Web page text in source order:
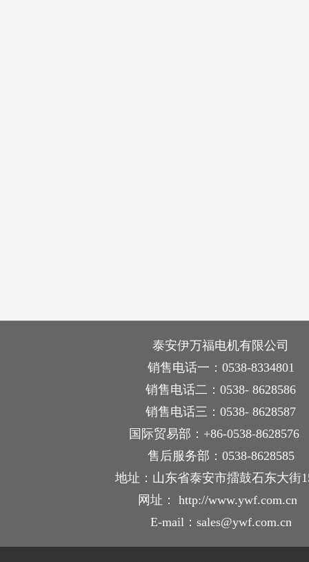
泰安伊万福电机有限公司
销售电话一：0538-8334801
销售电话二：0538- 8628586
销售电话三：0538- 8628587
国际贸易部：+86-0538-
售后服务部：0538-8628585
地址：山东省泰安市擂鼓石东大街
网址： http://www.ywf.com.cn
E-mail：sales@ywf.com.cn